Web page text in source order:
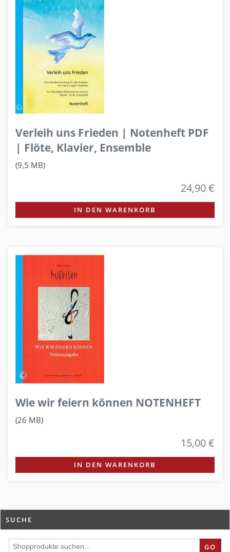
Verleih uns Frieden | Notenheft PDF
| Flöte, Klavier, Ensemble
(9,5 MB)
24,90 €
IN DEN WARENKORB
Wie wir feiern können NOTENHEFT
(26 MB)
15,00 €
IN DEN WARENKORB
SUCHE
GO